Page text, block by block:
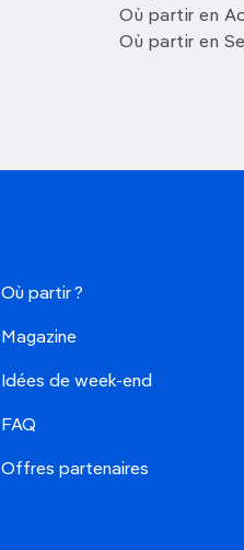
Où partir en
Où partir en
Où partir ?
Magazine
Idées de week-end
FAQ
Offres partenaires